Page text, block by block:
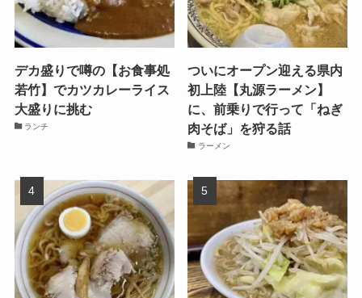
デカ盛りで噂の【お食事処
若竹】でカツカレーライス
大盛りに挑む
ランチ
ついにオープン迎える県内
初上陸【丸源ラーメン】
に、前乗りで行って「ねぎ
肉そば」を狩る話
ラーメン